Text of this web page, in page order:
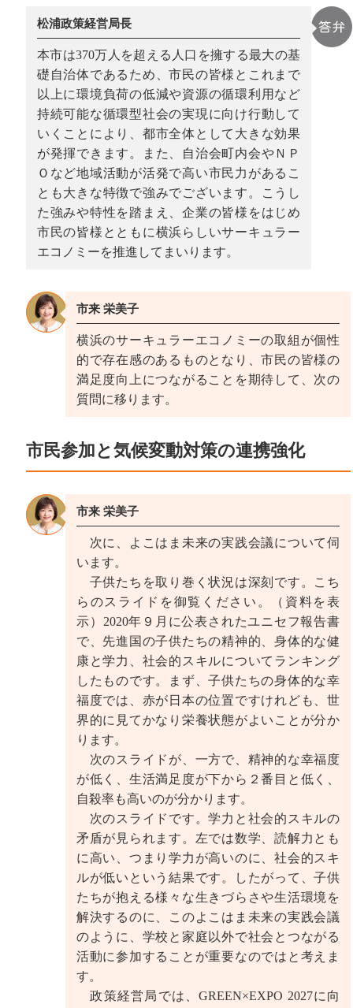
松浦政策経営局長
本市は370万人を超える人口を擁する最大の基
礎自治体であるため、市民の皆様とこれまで
以上に環境負荷の低減や資源の循環利用など
持続可能な循環型社会の実現に向け行動して
いくことにより、都市全体として大きな効果
が発揮できます。また、自治会町内会やＮＰ
Ｏなど地域活動が活発で高い市民力があるこ
とも大きな特徴で強みでございます。こうし
た強みや特性を踏まえ、企業の皆様をはじめ
市民の皆様とともに横浜らしいサーキュラー
エコノミーを推進してまいります。
市来 栄美子
横浜のサーキュラーエコノミーの取組が個性
的で存在感のあるものとなり、市民の皆様の
満足度向上につながることを期待して、次の
質問に移ります。
市民参加と気候変動対策の連携強化
市来 栄美子
次に、よこはま未来の実践会議について伺
います。
子供たちを取り巻く状況は深刻です。こち
らのスライドを御覧ください。（資料を表
示）2020年９月に公表されたユニセフ報告書
で、先進国の子供たちの精神的、身体的な健
康と学力、社会的スキルについてランキング
したものです。まず、子供たちの身体的な幸
福度では、赤が日本の位置ですけれども、世
界的に見てかなり栄養状態がよいことが分か
ります。
次のスライドが、一方で、精神的な幸福度
が低く、生活満足度が下から２番目と低く、
自殺率も高いのが分かります。
次のスライドです。学力と社会的スキルの
矛盾が見られます。左では数学、読解力とも
に高い、つまり学力が高いのに、社会的スキ
ルが低いという結果です。したがって、子供
たちが抱える様々な生きづらさや生活環境を
解決するのに、このよこはま未来の実践会議
のように、学校と家庭以外で社会とつながる
活動に参加することが重要なのではと考えま
す。
政策経営局では、GREEN×EXPO 2027に向